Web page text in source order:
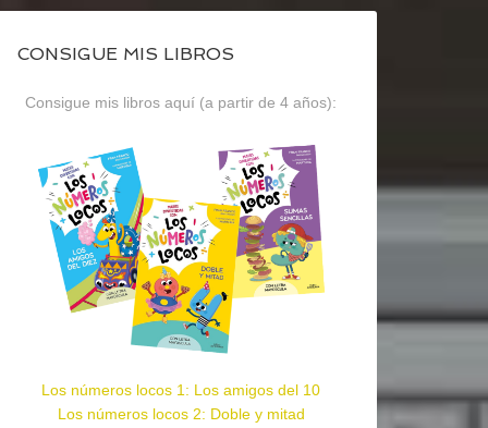
CONSIGUE MIS LIBROS
Consigue mis libros aquí (a partir de 4 años):
Los números locos 1: Los amigos del 10
Los números locos 2: Doble y mitad